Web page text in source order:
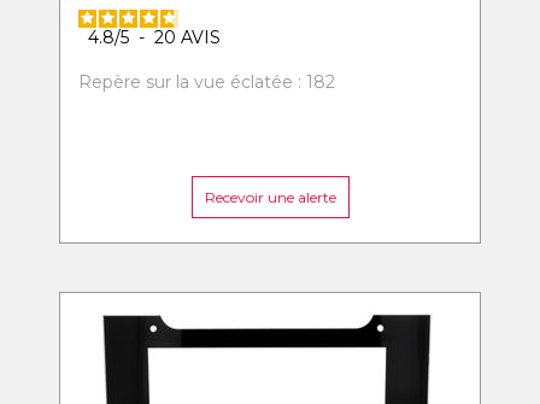
4.8/5 - 20 AVIS
Repère sur la vue éclatée : 182
Recevoir une alerte